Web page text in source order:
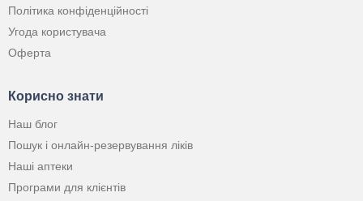
Політика конфіденційності
Угода користувача
Оферта
Корисно знати
Наш блог
Пошук і онлайн-резервування ліків
Наші аптеки
Програми для клієнтів